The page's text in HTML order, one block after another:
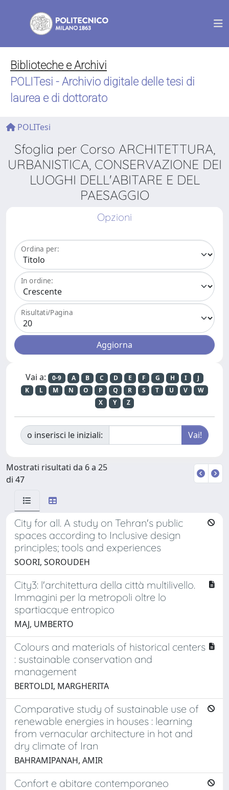
Biblioteche e Archivi
POLITesi - Archivio digitale delle tesi di
laurea e di dottorato
POLITesi
Sfoglia per Corso ARCHITETTURA,
URBANISTICA, CONSERVAZIONE DEI
LUOGHI DELL'ABITARE E DEL
PAESAGGIO
Opzioni
Ordina per:
In ordine:
Risultati/Pagina
Vai a: 0-9 A B C D E F G H I
J
K
L M N O P Q R S T U V
W
X
Y Z
o inserisci le iniziali:
Mostrati risultati da 6 a 25
di 47
City for all. A study on Tehran's public
spaces according to Inclusive design
principles; tools and experiences
SOORI, SOROUDEH
City3: l'architettura della città multilivello.
Immagini per la metropoli oltre lo
spartiacque entropico
MAJ, UMBERTO
Colours and materials of historical centers
: sustainable conservation and
management
BERTOLDI, MARGHERITA
Comparative study of sustainable use of
renewable energies in houses : learning
from vernacular architecture in hot and
dry climate of Iran
BAHRAMIPANAH, AMIR
Confort e abitare contemporaneo